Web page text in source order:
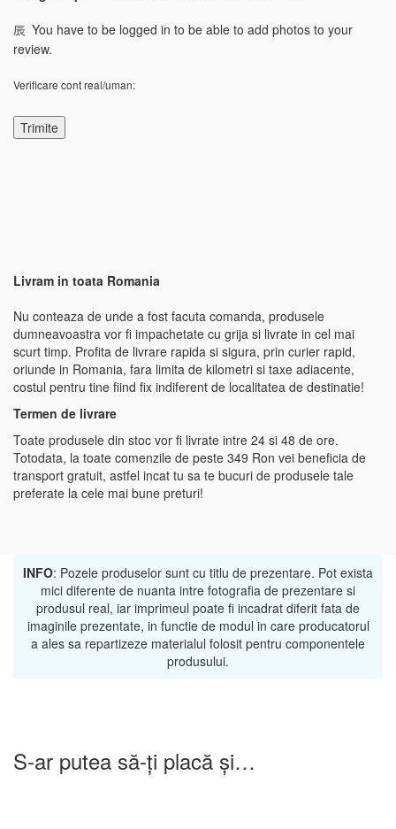
You have to be logged in to be able to add photos to your
review.
Verificare cont real/uman:
Livram in toata Romania
Nu conteaza de unde a fost facuta comanda, produsele
dumneavoastra vor fi impachetate cu grija si livrate in cel mai
scurt timp. Profita de livrare rapida si sigura, prin curier rapid,
oriunde in Romania, fara limita de kilometri si taxe adiacente,
costul pentru tine fiind fix indiferent de localitatea de destinatie!
Termen de livrare
Toate produsele din stoc vor fi livrate intre 24 si 48 de ore.
Totodata, la toate comenzile de peste 349 Ron vei beneficia de
transport gratuit, astfel incat tu sa te bucuri de produsele tale
preferate la cele mai bune preturi!
INFO: Pozele produselor sunt cu titlu de prezentare. Pot exista
mici diferente de nuanta intre fotografia de prezentare si
produsul real, iar imprimeul poate fi incadrat diferit fata de
imaginile prezentate, in functie de modul in care producatorul
a ales sa repartizeze materialul folosit pentru componentele
produsului.
S-ar putea să-ți placă și…